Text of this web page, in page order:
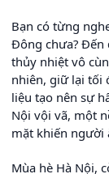
Bạn có từng
Đông chưa? Đến
thủy nhiệt vô
nhiên, giữ lại tối
liệu tạo nên sự
Nội vội vã, một
mặt khiến người
Mùa hè Hà Nội,